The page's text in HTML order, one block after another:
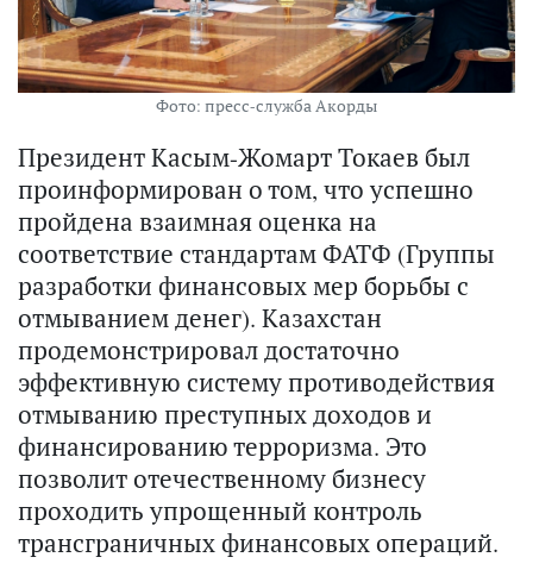
Фото: пресс-служба Акорды
Президент Касым-Жомарт Токаев был
проинформирован о том, что успешно
пройдена взаимная оценка на
соответствие стандартам ФАТФ (Группы
разработки финансовых мер борьбы с
отмыванием денег). Казахстан
продемонстрировал достаточно
эффективную систему противодействия
отмыванию преступных доходов и
финансированию терроризма. Это
позволит отечественному бизнесу
проходить упрощенный контроль
трансграничных финансовых операций.